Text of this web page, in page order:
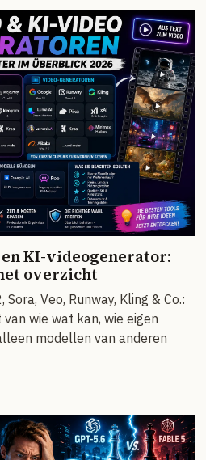
KI-videogenerator:
overzicht
Veo, Runway, Kling & Co.:
wie wat kan, wie eigen
modellen van anderen